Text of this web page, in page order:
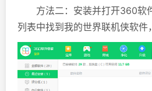
方法二：安装并打开360软
列表中找到我的世界联机侠软件